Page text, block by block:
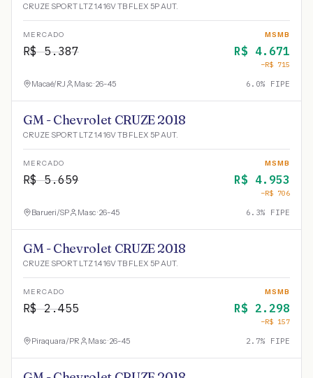
CRUZE SPORT LTZ 1.4 16V TB FLEX 5P AUT.
MERCADO
R$5.387
MSMB
R$ 4.671
−R$ 715
Macaé/RJ Masc · 26-45 6.0% FIPE
GM - Chevrolet CRUZE 2018
CRUZE SPORT LTZ 1.4 16V TB FLEX 5P AUT.
MERCADO
R$5.659
MSMB
R$ 4.953
−R$ 706
Barueri/SP Masc · 26-45 6.3% FIPE
GM - Chevrolet CRUZE 2018
CRUZE SPORT LTZ 1.4 16V TB FLEX 5P AUT.
MERCADO
R$2.455
MSMB
R$ 2.298
−R$ 157
Piraquara/PR Masc · 26-45 2.7% FIPE